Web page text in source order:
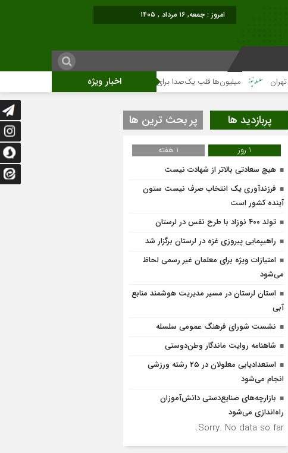
امروز : جمعه, ۱۶ مرداد , ۱۴۰۵
اخبار ویژه میلیون‌ها قلب یک‌صدا برای امام شهید می‌تپد نمایشگاه آثار هنری ویژه
پربازدید ها پر بحث ترین ها
1 روز
1 هفته
هیچ سعادتی بالاتر از شهادت نیست
فرزندآوری یک انتخاب صرف نیست ستون
آینده کشور است
تولد ۴۰۰ نوزاد با طرح نفس در لرستان
راهیپمایی پیروزی غزه در لرستان برگزار شد
امتیازات ویژه برای معلمان غیر رسمی لحاظ
می‌شود
استان لرستان در مسیر مدیریت هوشمند منابع
آبی
نشست شورای فرهنگ عمومی سلسله
شاهنامه روایت ماندگار وطن‌دوستی
استعدادیابی معلولان در ۲۵ رشته ورزشی
انجام می‌شود
بازارچه‌های صنایع‌دستی دانش‌آموزان
راه‌اندازی می‌شود
Sorry. No data so far.